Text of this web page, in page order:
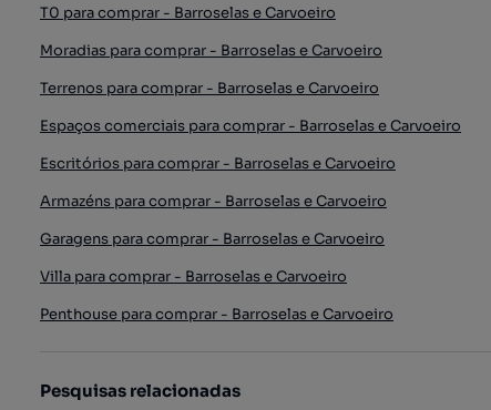
T0 para comprar - Barroselas e Carvoeiro
Moradias para comprar - Barroselas e Carvoeiro
Terrenos para comprar - Barroselas e Carvoeiro
Espaços comerciais para comprar - Barroselas e Carvoeiro
Escritórios para comprar - Barroselas e Carvoeiro
Armazéns para comprar - Barroselas e Carvoeiro
Garagens para comprar - Barroselas e Carvoeiro
Villa para comprar - Barroselas e Carvoeiro
Penthouse para comprar - Barroselas e Carvoeiro
Pesquisas relacionadas